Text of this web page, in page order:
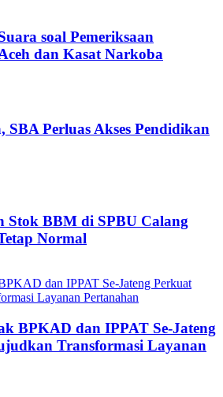
soal Pemeriksaan
dan Kasat Narkoba
SBA Perluas Akses Pendidikan
Stok BBM di SPBU Calang
Normal
BPKAD dan IPPAT Se-Jateng
Transformasi Layanan